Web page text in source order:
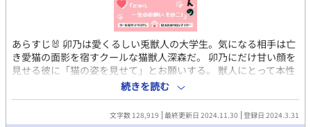
あらすじ🐰 卯乃は愛くるしい兎獣人の大学生。気になる相手は亡
き愛猫の面影を宿すクールな猫獣人深森だ。 卯乃にだけ甘い顔を
見せる彼に「猫の姿を見せて」とお願いする。 獣人にとって本性
の姿を見せるのは恋人や番の前だけ！ 友人からのとんでもない願
いを前に、深森は……。 （ねこうさアンソロジー 掲載作品） イ
ラスト：わかめちゃん https://twitter.com/fuesugiruwakame
続きを読む
文字数 128,919 最終更新日 2024.11.30 登録日 2024.3.31